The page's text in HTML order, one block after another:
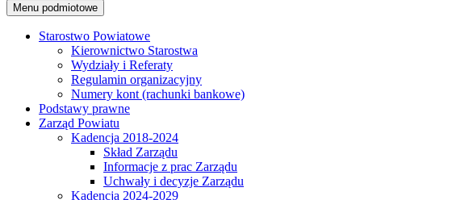
Menu podmiotowe
Starostwo Powiatowe
Kierownictwo Starostwa
Wydziały i Referaty
Regulamin organizacyjny
Numery kont (rachunki bankowe)
Podstawy prawne
Zarząd Powiatu
Kadencja 2018-2024
Skład Zarządu
Informacje z prac Zarządu
Uchwały i decyzje Zarządu
Kadencja 2024-2029